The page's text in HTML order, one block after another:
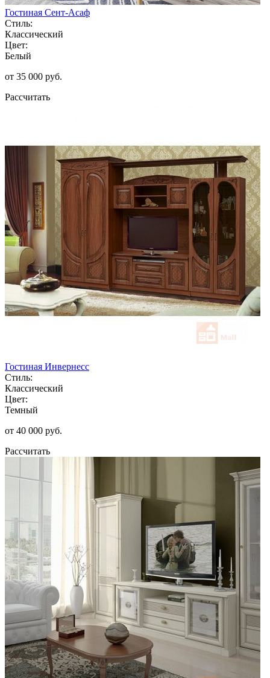
Гостиная Сент-Асаф
Стиль:
Классический
Цвет:
Белый
от 35 000 руб.
Рассчитать
Гостиная Инвернесс
Стиль:
Классический
Цвет:
Темный
от 40 000 руб.
Рассчитать